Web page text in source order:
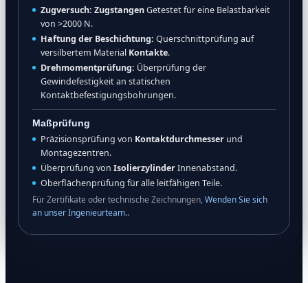
Zugversuch: ZugstangenGetestet für eine Belastbarkeit
von >2000 N.
Haftung der Beschichtung: Querschnittprüfung auf
versilbertem Material Kontakte.
Drehmomentprüfung: Überprüfung der
Gewindefestigkeit an statischen
Kontaktbefestigungsbohrungen.
Maßprüfung
Präzisionsprüfung von Kontaktdurchmesser und
Montagezentren.
Überprüfung von IsolierzylinderInnenabstand.
Oberflächenprüfung für alle leitfähigen Teile.
Für Zertifikate oder technische Zeichnungen,Wenden Sie sich
an unser Ingenieurteam..